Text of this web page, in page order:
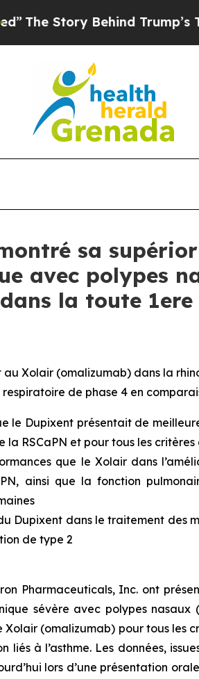
Behind Trump’s Terrible
sa
avec polypes
la toute
Xolair (omalizumab) dans la
de phase 4 en
le Dupixent présentait de
RSCaPN et pour tous les critères
que le Xolair dans
ainsi que la fonction
Dupixent dans le traitement des
de type 2
Pharmaceuticals, Inc. ont
sévère avec polypes nasaux
(omalizumab) pour tous les
liés à l’asthme. Les données,
lors d’une présentation